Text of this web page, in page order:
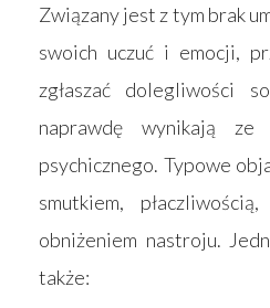
Związany jest z tym brak
swoich uczuć i emocji,
zgłaszać dolegliwości
naprawdę wynikają ze
psychicznego. Typowe
smutkiem,
obniżeniem nastroju.
także: